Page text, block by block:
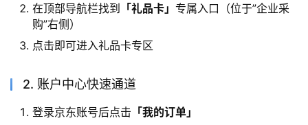
在顶部导航栏找到 「礼品卡」 专属入口（位于”企业采
购”右侧）
点击即可进入礼品卡专区
2. 账户中心快速通道
登录京东账号后点击 「我的订单」